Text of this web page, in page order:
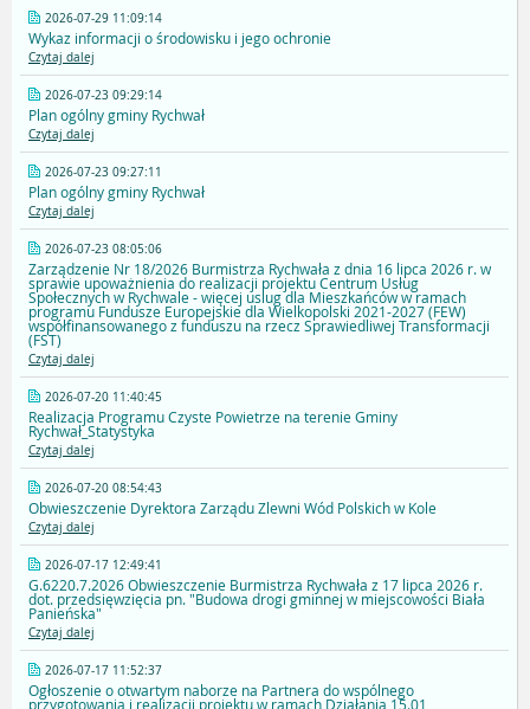
2026-07-29 11:09:14
Wykaz informacji o środowisku i jego ochronie
Czytaj dalej
2026-07-23 09:29:14
Plan ogólny gminy Rychwał
Czytaj dalej
2026-07-23 09:27:11
Plan ogólny gminy Rychwał
Czytaj dalej
2026-07-23 08:05:06
Zarządzenie Nr 18/2026 Burmistrza Rychwała z dnia 16 lipca 2026 r. w
sprawie upoważnienia do realizacji projektu Centrum Usług
Społecznych w Rychwale - więcej uslug dla Mieszkańców w ramach
programu Fundusze Europejskie dla Wielkopolski 2021-2027 (FEW)
współfinansowanego z funduszu na rzecz Sprawiedliwej Transformacji
(FST)
Czytaj dalej
2026-07-20 11:40:45
Realizacja Programu Czyste Powietrze na terenie Gminy
Rychwał_Statystyka
Czytaj dalej
2026-07-20 08:54:43
Obwieszczenie Dyrektora Zarządu Zlewni Wód Polskich w Kole
Czytaj dalej
2026-07-17 12:49:41
G.6220.7.2026 Obwieszczenie Burmistrza Rychwała z 17 lipca 2026 r.
dot. przedsięwzięcia pn. "Budowa drogi gminnej w miejscowości Biała
Panieńska"
Czytaj dalej
2026-07-17 11:52:37
Ogłoszenie o otwartym naborze na Partnera do wspólnego
przygotowania i realizacji projektu w ramach Działania 15.01